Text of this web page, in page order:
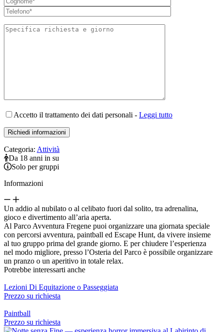
Accetto il trattamento dei dati personali - Leggi tutto
Categoria: Attività
Da 18 anni in su
Solo per gruppi
Informazioni
Un addio al nubilato o al celibato fuori dal solito, tra adrenalina,
gioco e divertimento all’aria aperta.
Al Parco Avventura Fregene puoi organizzare una giornata speciale
con percorsi avventura, paintball ed Escape Hunt, da vivere insieme
al tuo gruppo prima del grande giorno. E per chiudere l’esperienza
nel modo migliore, presso l’Osteria del Parco è possibile organizzare
un pranzo o un aperitivo in totale relax.
Potrebbe interessarti anche
Lezioni Di Equitazione o Passeggiata
Prezzo su richiesta
Paintball
Prezzo su richiesta